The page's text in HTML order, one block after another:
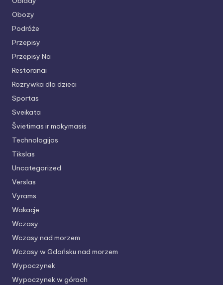
Obozy
Podróże
Przepisy
Przepisy Na
Restoranai
Rozrywka dla dzieci
Sportas
Sveikata
Švietimas ir mokymasis
Technologijos
Tikslas
Uncategorized
Verslas
Vyrams
Wakacje
Wczasy
Wczasy nad morzem
Wczasy w Gdańsku nad morzem
Wypoczynek
Wypoczynek w górach